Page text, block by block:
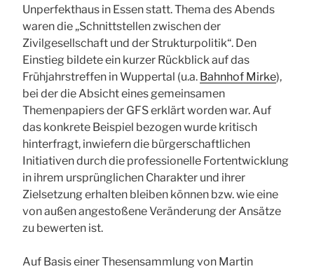
Unperfekthaus in Essen statt. Thema des Abends
waren die „Schnittstellen zwischen der
Zivilgesellschaft und der Strukturpolitik“. Den
Einstieg bildete ein kurzer Rückblick auf das
Frühjahrstreffen in Wuppertal (u.a. Bahnhof Mirke),
bei der die Absicht eines gemeinsamen
Themenpapiers der GFS erklärt worden war. Auf
das konkrete Beispiel bezogen wurde kritisch
hinterfragt, inwiefern die bürgerschaftlichen
Initiativen durch die professionelle Fortentwicklung
in ihrem ursprünglichen Charakter und ihrer
Zielsetzung erhalten bleiben können bzw. wie eine
von außen angestoßene Veränderung der Ansätze
zu bewerten ist.
Auf Basis einer Thesensammlung von Martin